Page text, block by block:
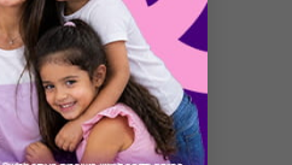
ניתן לממש את כל הסכום